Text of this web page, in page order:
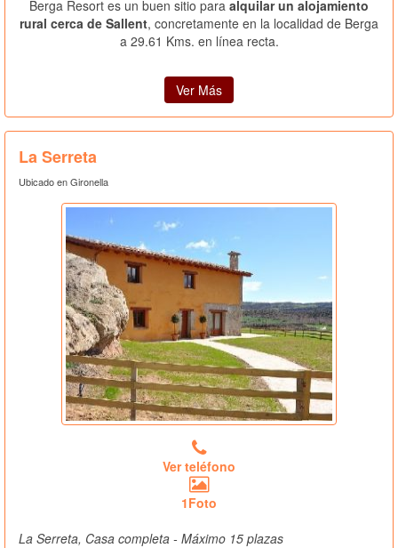
Berga Resort es un buen sitio para alquilar un alojamiento
rural cerca de Sallent, concretamente en la localidad de Berga
a 29.61 Kms. en línea recta.
Ver Más
La Serreta
Ubicado en Gironella
Ver teléfono
1Foto
La Serreta, Casa completa - Máximo 15 plazas